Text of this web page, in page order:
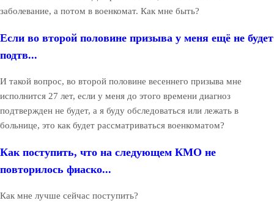
заболевание, а потом в военкомат. Как мне быть?
Если во второй половине призыва у меня ещё не будет
подтв...
И такой вопрос, во второй половине весеннего призыва мне
исполнится 27 лет, если у меня до этого времени диагноз
подтвержден не будет, а я буду обследоваться или лежать в
больнице, это как будет рассматриваться военкоматом?
Как поступить, что на следующем КМО не
повторилось фиаско...
Как мне лучше сейчас поступить?